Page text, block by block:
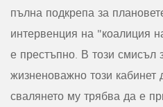
пълна подкрепа за
интервенция на "коалиция
е престъпно. В този смисъл
жизненоважно този кабинет
свалянето му трябва да е